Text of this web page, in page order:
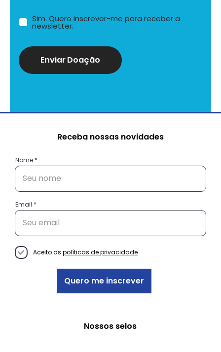
Enviar Doação
Sim. Quero inscrever-me para receber a
newsletter.
Receba nossas novidades
Nome
Email
Aceito as políticas de privacidade
Quero me inscrever
Nossos selos